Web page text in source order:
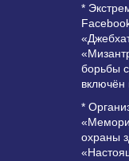
*
борьбы
включён
*
охраны